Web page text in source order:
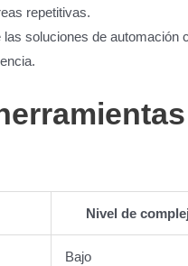
repetitivas.
soluciones de automación
Nivel de
Bajo